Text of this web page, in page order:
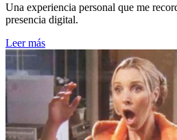
Una experiencia personal que me
presencia digital.
Leer más